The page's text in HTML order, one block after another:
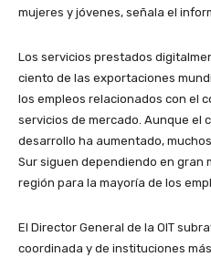
mujeres y jóvenes, señala el
Los servicios prestados
ciento de las exportaciones
los empleos relacionados con el
servicios de mercado. Aunque el
desarrollo ha aumentado,
Sur siguen dependiendo en gran
región para la mayoría de los
El Director General de la OIT
coordinada y de instituciones